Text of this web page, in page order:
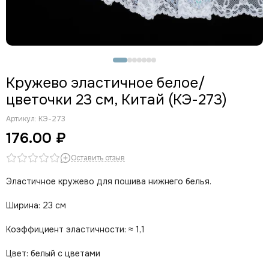
Кружево эластичное белое/
цветочки 23 см, Китай (КЭ-273)
Артикул: КЭ-273
176.00 ₽
Оставить отзыв
Эластичное кружево для пошива нижнего белья.
Ширина: 23 см
Коэффициент эластичности: ≈ 1,1
Цвет: белый с цветами